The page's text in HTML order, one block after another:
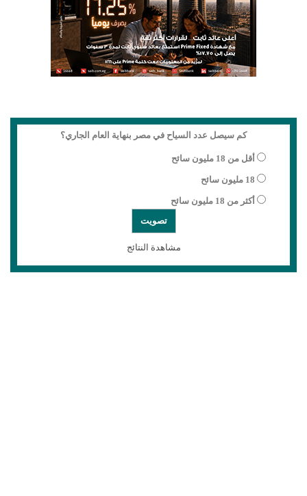
كم سيصل عدد السياح في مصر بنهاية العام الجاري؟
أقل من 18 مليون سائح
18 مليون سائح
أكثر من 18 مليون سائح
مشاهدة النتائج